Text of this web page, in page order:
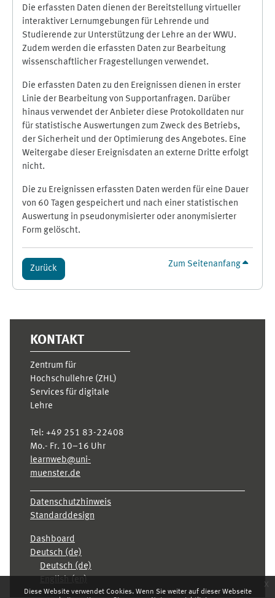
Diese Website verwendet Cookies. Wenn Sie weiter auf dieser Webseite
x
Die erfassten Daten dienen der Bereitstellung virtueller
interaktiver Lernumgebungen für Lehrende und
Studierende zur Unterstützung der Lehre an der WWU.
Zudem werden die erfassten Daten zur Bearbeitung
wissenschaftlicher Fragestellungen verwendet.
Die erfassten Daten zu den Ereignissen dienen in erster
Linie der Bearbeitung von Supportanfragen. Darüber
hinaus verwendet der Anbieter diese Protokolldaten nur
für statistische Auswertungen zum Zweck des Betriebs,
der Sicherheit und der Optimierung des Angebotes. Eine
Weitergabe dieser Ereignisdaten an externe Dritte erfolgt
nicht.
Die zu Ereignissen erfassten Daten werden für eine Dauer
von 60 Tagen gespeichert und nach einer statistischen
Auswertung in pseudonymisierter oder anonymisierter
Form gelöscht.
Zurück Zum Seitenanfang
KONTAKT
Zentrum für
Hochschullehre (ZHL)
Services für digitale
Lehre
Tel: +49 251 83-22408
Mo.- Fr. 10–16 Uhr
learnweb@uni-
muenster.de
Datenschutzhinweis
Standarddesign
Dashboard
Deutsch ‎(de)‎
Deutsch ‎(de)‎